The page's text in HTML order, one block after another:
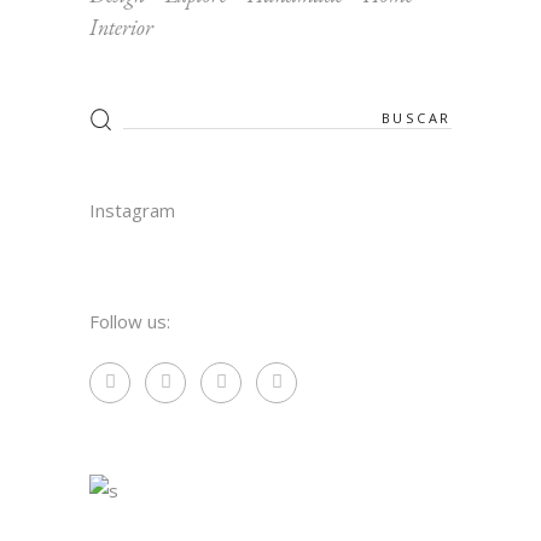
Interior
Instagram
Follow us: